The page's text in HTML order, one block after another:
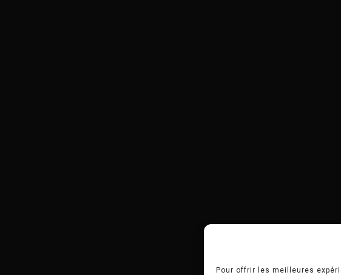
Pour offrir les meilleures